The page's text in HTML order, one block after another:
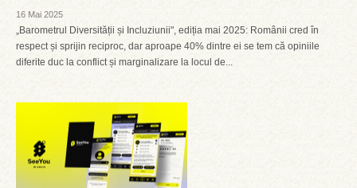
16 Mai 2025
„Barometrul Diversității și Incluziunii", ediția mai 2025: Românii cred în
respect și sprijin reciproc, dar aproape 40% dintre ei se tem că opiniile
diferite duc la conflict și marginalizare la locul de...